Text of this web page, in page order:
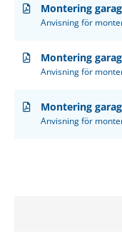
Montering
Anvisning för
Montering
Anvisning för
Montering
Anvisning för